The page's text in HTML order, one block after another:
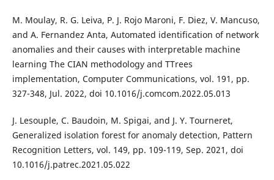
M. Moulay, R. G. Leiva, P. J. Rojo Maroni, F. Diez, V. Mancuso,
and A. Fernandez Anta, Automated identification of network
anomalies and their causes with interpretable machine
learning The CIAN methodology and TTrees
implementation, Computer Communications, vol. 191, pp.
327-348, Jul. 2022, doi 10.1016/j.comcom.2022.05.013
J. Lesouple, C. Baudoin, M. Spigai, and J. Y. Tourneret,
Generalized isolation forest for anomaly detection, Pattern
Recognition Letters, vol. 149, pp. 109-119, Sep. 2021, doi
10.1016/j.patrec.2021.05.022